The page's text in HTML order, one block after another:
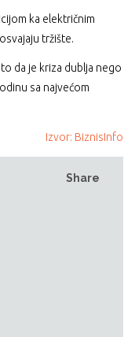
ka električnim
tržište.
da je kriza dublja nego
sa najvećom
Izvor: BiznisInfo
Share